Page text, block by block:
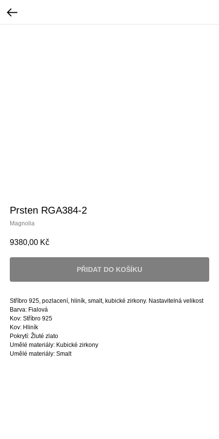
Prsten RGA384-2
Magnolia
9380,00 Kč
PŘIDAT DO KOŠÍKU
Stříbro 925, pozlacení, hliník, smalt, kubické zirkony. Nastavitelná velikost
Barva: Fialová
Kov: Stříbro 925
Kov: Hliník
Pokrytí: Žluté zlato
Umělé materiály: Kubické zirkony
Umělé materiály: Smalt